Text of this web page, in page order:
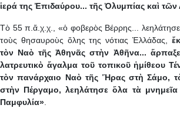
ἱερά της Ἐπιδαύρου... τῆς Ὀλυμπίας καὶ
Τὸ 55 π.ἅ.χ.χ., «ὁ φοβερὸς Βέρρης... λεηλάτησε
τοὺς θησαυροὺς ὅλης της νότιας Ἑλλάδας,
τὸν Ναὸ τῆς Ἀθηνᾶς στὴν Ἀθῆνα...
λατρευτικὸ ἄγαλμα τοῦ τοπικοῦ ἡμίθεου
τὸν πανάρχαιο Ναὸ τῆς Ἥρας στὴ Σάμο,
στὴν Πέργαμο, λεηλάτησε ὅλα τὰ
Παμφυλία»